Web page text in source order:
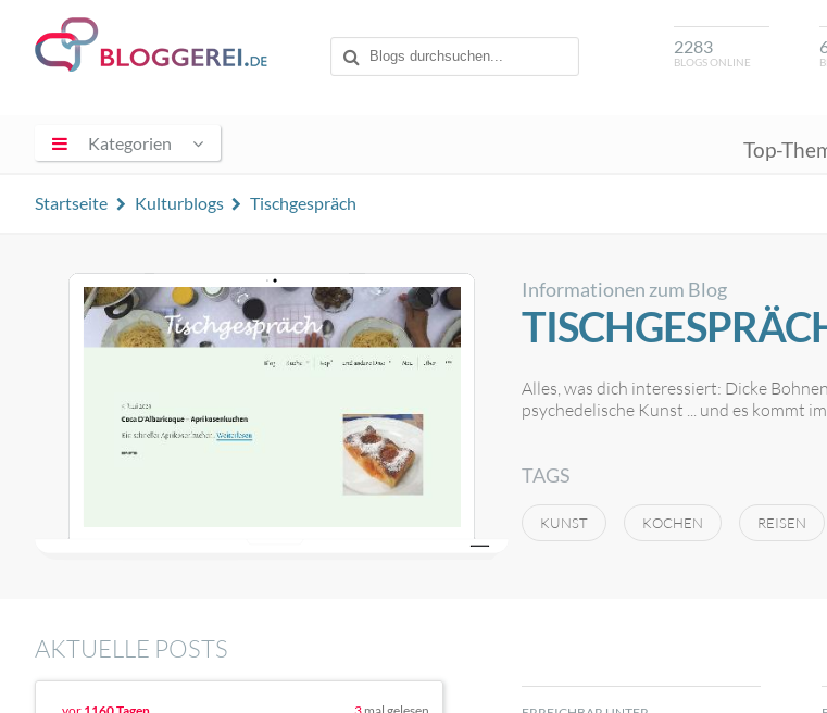
2283
BLOGS ONLINE
Kategorien Top-
Startseite Kulturblogs Tischgespräch
Informationen zum Blog
Alles, was dich interessiert: Dicke
psychedelische Kunst ... und es kommt
TAGS
KUNST KOCHEN REISEN
AKTUELLE POSTS